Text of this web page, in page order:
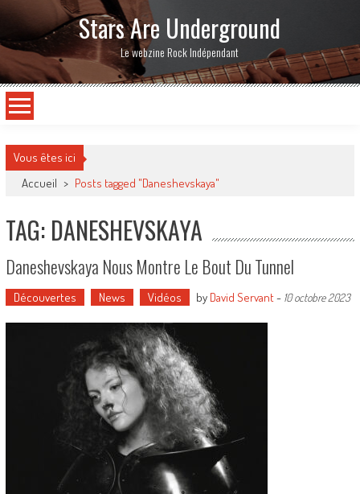
Stars Are Underground
Le webzine Rock Indépendant
Vous êtes ici
Accueil > Posts tagged "Daneshevskaya"
TAG: DANESHEVSKAYA
Daneshevskaya Nous Montre Le Bout Du Tunnel
Découvertes News Vidéos by David Servant- 10 octobre 2023